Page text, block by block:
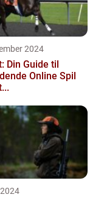
2024
Din Guide til
Online Spil